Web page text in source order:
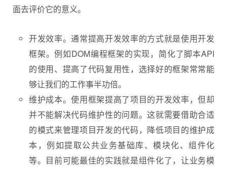
面去评价它的意义。
开发效率。通常提高开发效率的方式就是使用开发
框架。例如DOM编程框架的实现，简化了脚本API
的使用、提高了代码复用性，选择好的框架常常能
够让我们的工作事半功倍。
维护成本。使用框架提高了项目的开发效率，但却
并不能解决代码维护性的问题。这就需要借助合适
的模式来管理项目开发的代码，降低项目的维护成
本，例如提取公共业务基础库、模块化、组件化
等。目前可能最佳的实践就是组件化了，让业务模